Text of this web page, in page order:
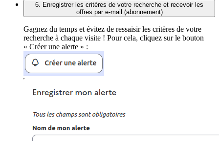
6. Enregistrer les critères de votre recherche et recevoir les
offres par e-mail (abonnement)
Gagnez du temps et évitez de ressaisir les critères de votre
recherche à chaque visite ! Pour cela, cliquez sur le bouton
« Créer une alerte » :